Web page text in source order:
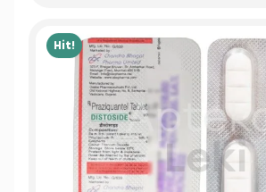
Hit!